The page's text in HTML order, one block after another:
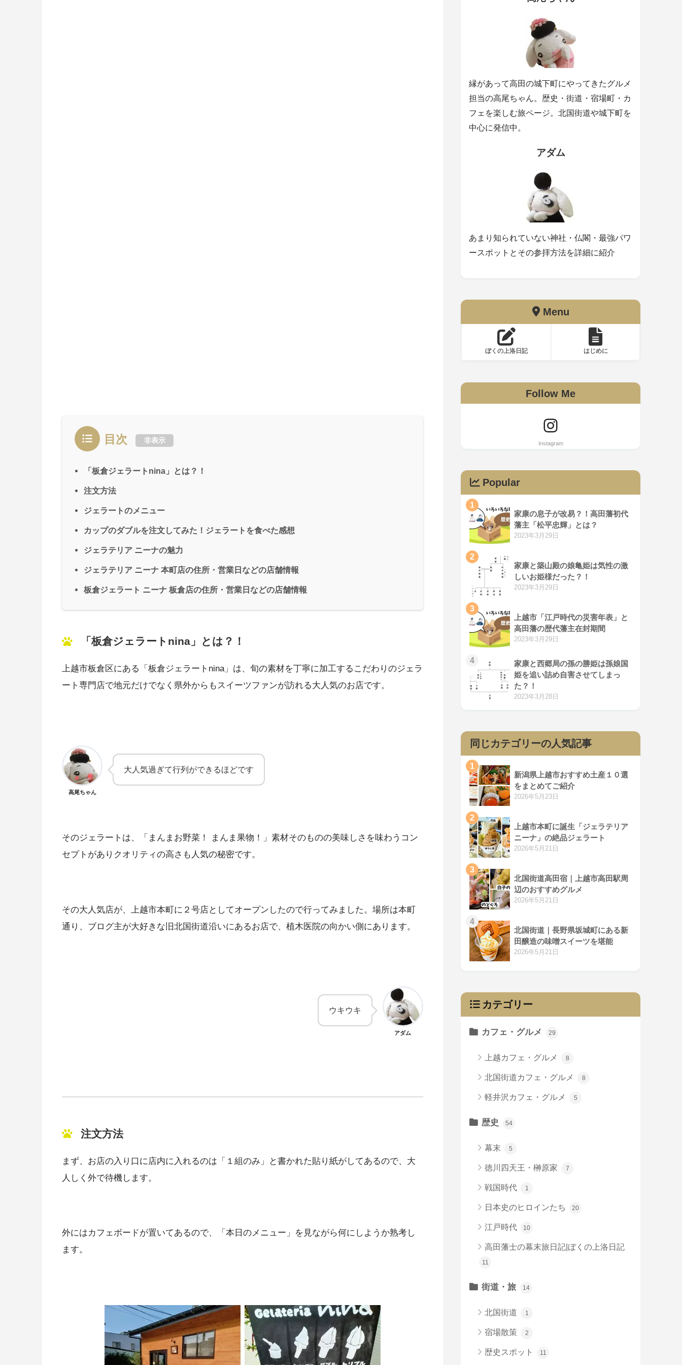
目次 非表示
「板倉ジェラートnina」とは？！
注文方法
ジェラートのメニュー
カップのダブルを注文してみた！ジェラートを食べた感想
ジェラテリア ニーナの魅力
ジェラテリア ニーナ 本町店の住所・営業日などの店舗情報
板倉ジェラート ニーナ 板倉店の住所・営業日などの店舗情報
「板倉ジェラートnina」とは？！
上越市板倉区にある「板倉ジェラートnina」は、旬の素材を丁寧に加工するこだわりのジェラ
ート専門店で地元だけでなく県外からもスイーツファンが訪れる大人気のお店です。
高尾ちゃん
大人気過ぎて行列ができるほどです
そのジェラートは、「まんまお野菜！ まんま果物！」素材そのものの美味しさを味わうコン
セプトがありクオリティの高さも人気の秘密です。
その大人気店が、上越市本町に２号店としてオープンしたので行ってみました。場所は本町
通り、ブログ主が大好きな旧北国街道沿いにあるお店で、植木医院の向かい側にあります。
アダム
ウキウキ
注文方法
まず、お店の入り口に店内に入れるのは「１組のみ」と書かれた貼り紙がしてあるので、大
人しく外で待機します。
外にはカフェボードが置いてあるので、「本日のメニュー」を見ながら何にしようか熟考し
ます。
縁があって高田の城下町にやってきたグルメ
担当の高尾ちゃん。歴史・街道・宿場町・カ
フェを楽しむ旅ページ。北国街道や城下町を
中心に発信中。
アダム
あまり知られていない神社・仏閣・最強パワ
ースポットとその参拝方法を詳細に紹介
Menu
ぼくの上洛日記 はじめに
Follow Me
Popular
1
家康の息子が改易？！高田藩初代
藩主「松平忠輝」とは？
2023年3月29日
2
家康と築山殿の娘亀姫は気性の激
しいお姫様だった？！
2023年3月29日
3
上越市「江戸時代の災害年表」と
高田藩の歴代藩主在封期間
2023年3月29日
4
家康と西郷局の孫の勝姫は孫娘国
姫を追い詰め自害させてしまっ
た？！
2023年3月28日
同じカテゴリーの人気記事
1
新潟県上越市おすすめ土産１０選
をまとめてご紹介
2026年5月23日
2
上越市本町に誕生「ジェラテリア
ニーナ」の絶品ジェラート
2026年5月21日
3
北国街道高田宿｜上越市高田駅周
辺のおすすめグルメ
2026年5月21日
4
北国街道｜長野県坂城町にある新
田醸造の味噌スイーツを堪能
2026年5月21日
カテゴリー
カフェ・グルメ 29
上越カフェ・グルメ 8
北国街道カフェ・グルメ 8
軽井沢カフェ・グルメ 5
歴史 54
幕末 5
徳川四天王・榊原家 7
戦国時代 1
日本史のヒロインたち 20
江戸時代 10
高田藩士の幕末旅日記|ぼくの上洛日記
11
街道・旅 14
北国街道 1
宿場散策 2
歴史スポット 11